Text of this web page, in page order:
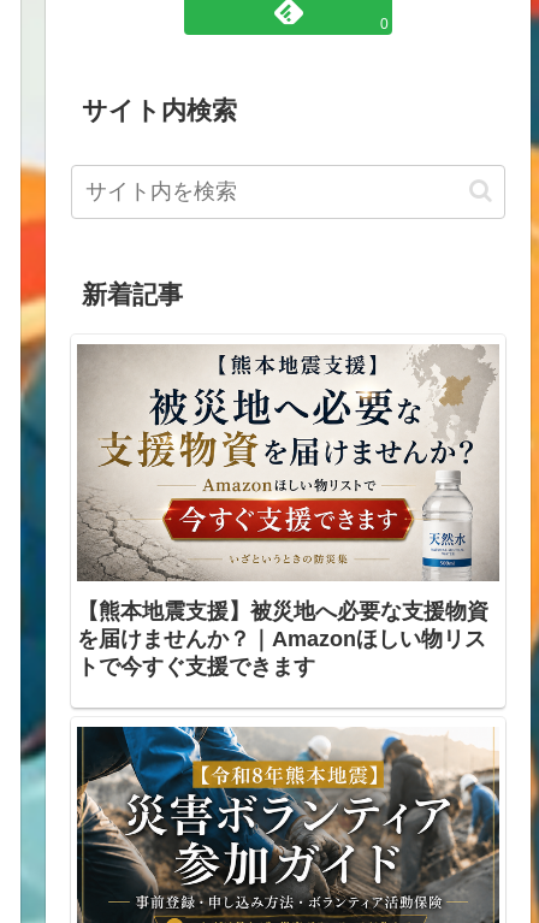
0
サイト内検索
新着記事
【熊本地震支援】被災地へ必要な支援物資
を届けませんか？｜Amazonほしい物リス
トで今すぐ支援できます